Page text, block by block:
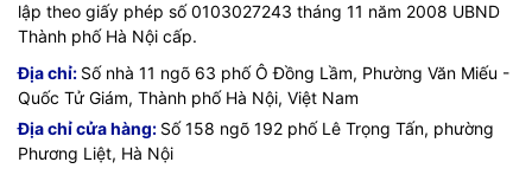
lập theo giấy phép số 0103027243 tháng 11 năm 2008 UBND
Thành phố Hà Nội cấp.
Địa chỉ: Số nhà 11 ngõ 63 phố Ô Đồng Lầm, Phường Văn Miếu -
Quốc Tử Giám, Thành phố Hà Nội, Việt Nam
Địa chỉ cửa hàng: Số 158 ngõ 192 phố Lê Trọng Tấn, phường
Phương Liệt, Hà Nội